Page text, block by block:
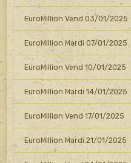
EuroMillion Vend 03/01/2025
EuroMillion Mardi 07/01/2025
EuroMillion Vend 10/01/2025
EuroMillion Mardi 14/01/2025
EuroMillion Vend 17/01/2025
EuroMillion Mardi 21/01/2025